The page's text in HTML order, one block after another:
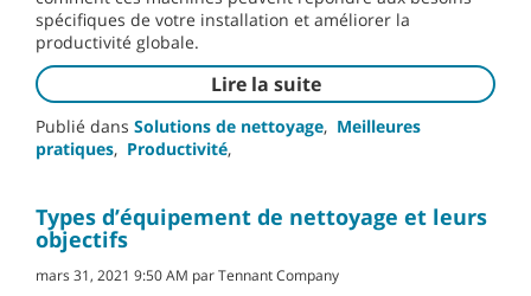
spécifiques de votre installation et améliorer la
productivité globale.
Lire la suite
Publié dans Solutions de nettoyage, Meilleures
pratiques, Productivité,
Types d’équipement de nettoyage et leurs
objectifs
mars 31, 2021 9:50 AM par Tennant Company